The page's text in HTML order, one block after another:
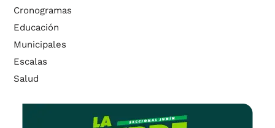
Cronogramas
Educación
Municipales
Escalas
Salud